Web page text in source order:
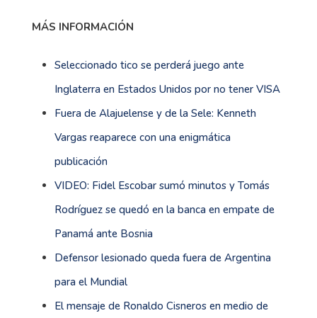
MÁS INFORMACIÓN
Seleccionado tico se perderá juego ante
Inglaterra en Estados Unidos por no tener VISA
Fuera de Alajuelense y de la Sele: Kenneth
Vargas reaparece con una enigmática
publicación
VIDEO: Fidel Escobar sumó minutos y Tomás
Rodríguez se quedó en la banca en empate de
Panamá ante Bosnia
Defensor lesionado queda fuera de Argentina
para el Mundial
El mensaje de Ronaldo Cisneros en medio de